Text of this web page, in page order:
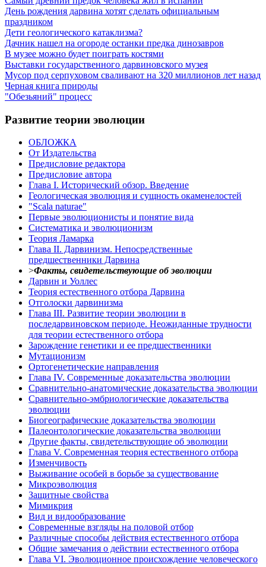
День рождения дарвина хотят сделать официальным
праздником
Дети геологического катаклизма?
Дачник нашел на огороде останки предка динозавров
В музее можно будет поиграть костями
Выставки государственного дарвиновского музея
Мусор под cерпуховом сваливают на 320 миллионов лет назад
Черная книга природы
"Обезьяний" процесс
Развитие теории эволюции
ОБЛОЖКА
От Издательства
Предисловие редактора
Предисловие автора
Глава I. Исторический обзор. Введение
Геологическая эволюция и сущность окаменелостей
"Scala naturae"
Первые эволюционисты и понятие вида
Систематика и эволюционизм
Теория Ламарка
Глава II. Дарвинизм. Непосредственные
предшественники Дарвина
>Факты, свидетельствующие об эволюции
Дарвин и Уоллес
Теория естественного отбора Дарвина
Отголоски дарвинизма
Глава III. Развитие теории эволюции в
последарвиновском периоде. Неожиданные трудности
для теории естественного отбора
Зарождение генетики и ее предшественники
Мутационизм
Ортогенетические направления
Глава IV. Современные доказательства эволюции
Сравнительно-анатомические доказательства эволюции
Сравнительно-эмбриологические доказательства
эволюции
Биогеографические доказательства эволюции
Палеонтологические доказательства эволюции
Другие факты, свидетельствующие об эволюции
Глава V. Современная теория естественного отбора
Изменчивость
Выживание особей в борьбе за существование
Микроэволюция
Защитные свойства
Мимикрия
Вид и видообразование
Современные взгляды на половой отбор
Различные способы действия естественного отбора
Общие замечания о действии естественного отбора
Глава VI. Эволюционное происхождение человеческого